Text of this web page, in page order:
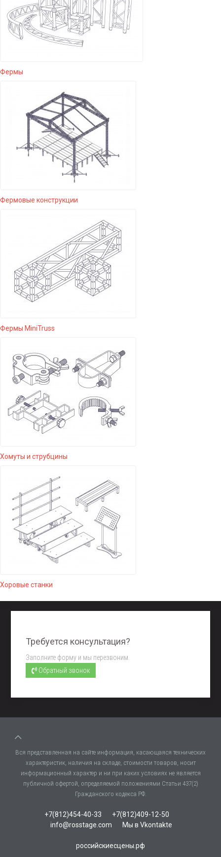
Фермы
Фермовые конструкции
Фермы MiniTruss
Хомуты и струбцины
Хоровые станки
Требуется консультация?
Заполните форму и мы перезвоним.
Обратный звонок
Вся представленная на сайте информация, касающаяся технических
характеристик, наличия на складе, стоимости товаров, носит
информационный характер и ни при каких условиях не является
публичной офертой, определяемой положениями Статьи 437(2)
Гражданского кодекса РФ.
+7(812)454-40-33
+7(812)409-12-50
info@rosstage.com
Мы в Vkontakte
российскиесцены.рф